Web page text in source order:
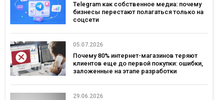
Telegram как собственное медиа: почему
бизнесы перестают полагаться только на
соцсети
05.07.2026
Почему 80% интернет-магазинов теряют
клиентов еще до первой покупки: ошибки,
заложенные на этапе разработки
29.06.2026